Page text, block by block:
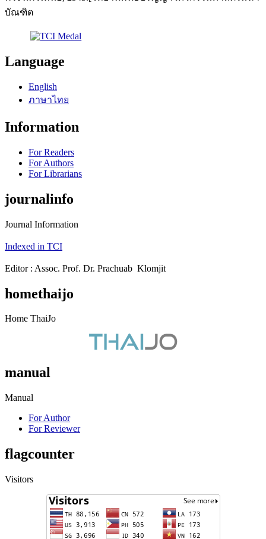
บัณฑิต
Language
English
ภาษาไทย
Information
For Readers
For Authors
For Librarians
journalinfo
Journal Information
Indexed in TCI
Editor : Assoc. Prof. Dr. Prachuab Klomjit
homethaijo
Home ThaiJo
manual
Manual
For Author
For Reviewer
flagcounter
Visitors